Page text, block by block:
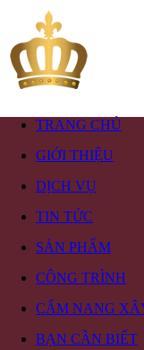
TRANG CHỦ
GIỚI THIỆU
DỊCH VỤ
TIN TỨC
SẢN PHẨM
CÔNG TRÌNH
CẨM NANG
BẠN CẦN BIẾT